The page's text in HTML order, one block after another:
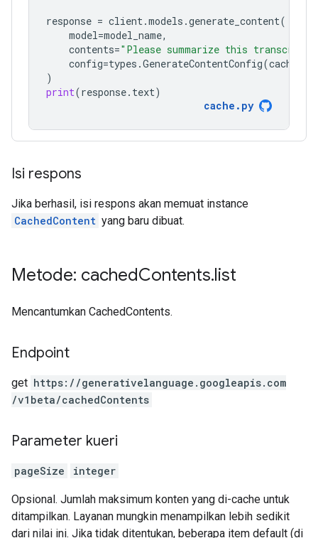
response = client.models .generate_content(
model=model_name,
contents="Please summarize this transcript"
config=types .GenerateContentConfig(
)
print(response. text)
cache . py
Isi respons
Jika berhasil, isi respons akan memuat instance
CachedContent yang baru dibuat.
Metode: cachedContents.list
Mencantumkan CachedContents.
Endpoint
get https: / /generativelanguage.googleapis.com
/v1beta/cachedContents
Parameter kueri
pageSize integer
Opsional. Jumlah maksimum konten yang di-cache untuk
ditampilkan. Layanan mungkin menampilkan lebih sedikit
dari nilai ini. Jika tidak ditentukan, beberapa item default (di